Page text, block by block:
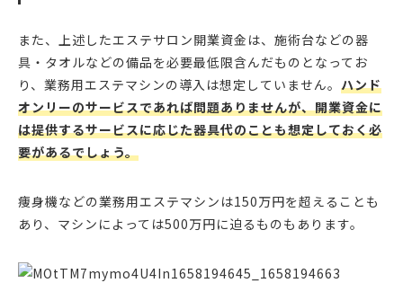
また、上述したエステサロン開業資金は、施術台などの器
具・タオルなどの備品を必要最低限含んだものとなってお
り、業務用エステマシンの導入は想定していません。 ハンド
オンリーのサービスであれば問題ありませんが、開業資金に
は提供するサービスに応じた器具代のことも想定しておく必
要があるでしょう。
痩身機などの業務用エステマシンは150万円を超えることも
あり、マシンによっては500万円に迫るものもあります。